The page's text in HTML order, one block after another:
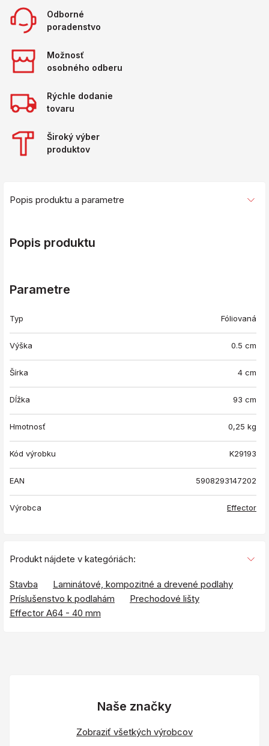
Odborné
poradenstvo
Možnosť
osobného odberu
Rýchle dodanie
tovaru
Široký výber
produktov
Popis produktu a parametre
Popis produktu
Parametre
Typ Fóliovaná
Výška 0.5 cm
Šírka 4 cm
Dĺžka 93 cm
Hmotnosť 0,25 kg
Kód výrobku K29193
EAN 5908293147202
Výrobca Effector
Produkt nájdete v kategóriách:
Stavba
Laminátové, kompozitné a drevené podlahy
Príslušenstvo k podlahám
Prechodové lišty
Effector A64 - 40 mm
Naše značky
Zobraziť všetkých výrobcov